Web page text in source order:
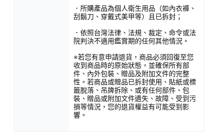
．所購產品為個人衛生用品（如內衣褲、
刮鬍刀、穿戴式美甲等）且已拆封；
．依照台灣法律、法規、裁定、命令或法
院判決不適用鑑賞期的任何其他情況。
※若您有意申請退貨，商品必須回復至您
收到商品時的原始狀態，並確保所有部
件、內外包裝、贈品及附加文件的完整
性。若商品或贈品已拆封使用、貼紙或標
籤脫落、吊牌拆除、或有任何部件、包
裝、贈品或附加文件遺失、故障、受到污
損等情況，您的退貨權益有可能受到影
響。